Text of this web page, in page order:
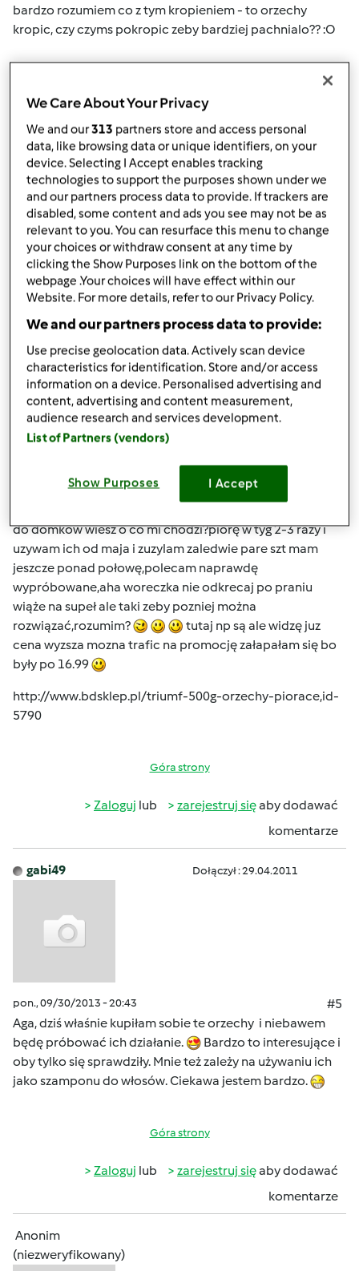
bardzo rozumiem co z tym kropieniem - to orzechy
kropic, czy czyms pokropic zeby bardziej pachnialo?? :O
komentarze
agaz79
(niezweryfikowany)
ndz., 09/29/2013 - 18:12
kasianeko wygląda to tak:do lnianego woreczka wkladam
4szt orzechów i ten woreczek skropic (parę kropli)lub do
dozownika tam gdzie wlewa sie płyn do płukania.Te 4 szt
starcza na kilka pran jesli pierzesz w 60st to na 4 razy
bardzo wydajne sa ,pochodza z nepalu ja je kupuje w
praniu wydziela sie saponina która wnika w zabrudzenia
jesli sa wieksze zabrudzenia dodaję vanish,po praniu maja
do domków wiesz o co mi chodzi?piorę w tyg 2-3 razy i
uzywam ich od maja i zuzylam zaledwie pare szt mam
jeszcze ponad połowę,polecam naprawdę
wypróbowane,aha woreczka nie odkrecaj po praniu
wiąże na supeł ale taki zeby pozniej można
rozwiązać,rozumim?
tutaj np są ale widzę juz
cena wyzsza mozna trafic na promocję załapałam się bo
były po 16.99
http://www.bdsklep.pl/triumf-500g-orzechy-piorace,id-
5790
Góra strony
Zaloguj lub zarejestruj sięaby dodawać
komentarze
gabi49 Dołączył : 29.04.2011
pon., 09/30/2013 - 20:43
#5
Aga, dziś właśnie kupiłam sobie te orzechy i niebawem
będę próbować ich działanie.
Bardzo to interesujące i
oby tylko się sprawdziły. Mnie też zależy na używaniu ich
jako szamponu do włosów. Ciekawa jestem bardzo.
Góra strony
Zaloguj lub zarejestruj sięaby dodawać
komentarze
Anonim
(niezweryfikowany)
We Care About Your Privacy
We and our313 partners store and access personal
data, like browsing data or unique identifiers, on your
device. Selecting I Accept enables tracking
technologies to support the purposes shown under we
and our partners process data to provide. If trackers are
disabled, some content and ads you see may not be as
relevant to you. You can resurface this menu to change
your choices or withdraw consent at any time by
clicking the Show Purposes link on the bottom of the
webpage .Your choices will have effect within our
Website. For more details, refer to our Privacy Policy.
We and our partners process data to provide:
Use precise geolocation data. Actively scan device
characteristics for identification. Store and/or access
information on a device. Personalised advertising and
content, advertising and content measurement,
audience research and services development.
List of Partners (vendors)
Show Purposes I Accept